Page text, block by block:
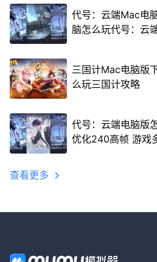
代号：云端Mac电
脑怎么玩代号：云
三国计Mac电脑版
么玩三国计攻略
代号：云端电脑版
优化240高帧 游戏
查看更多